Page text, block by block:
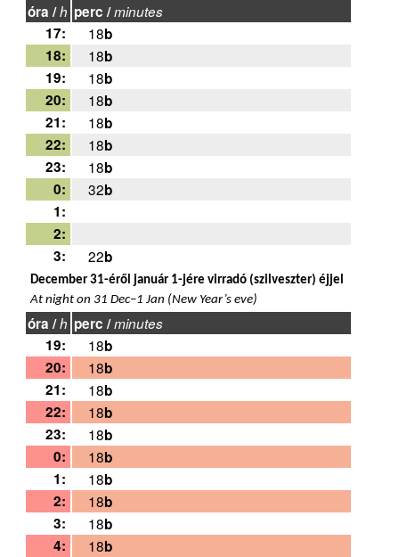
óra /h perc /minutes
17: 18b
18:
18b
19:
18b
20:
18b
21:
18b
22:
18b
23:
18b
0:
32b
1:
2:
3:
22b
December 31-éről január 1-jére virradó (szilveszter) éjjel
At night on 31 Dec–1 Jan (New Year’s eve)
óra /h perc /minutes
19: 18b
20:
18b
21:
18b
22:
18b
23:
18b
0:
18b
1:
18b
2:
18b
3:
18b
4:
18b